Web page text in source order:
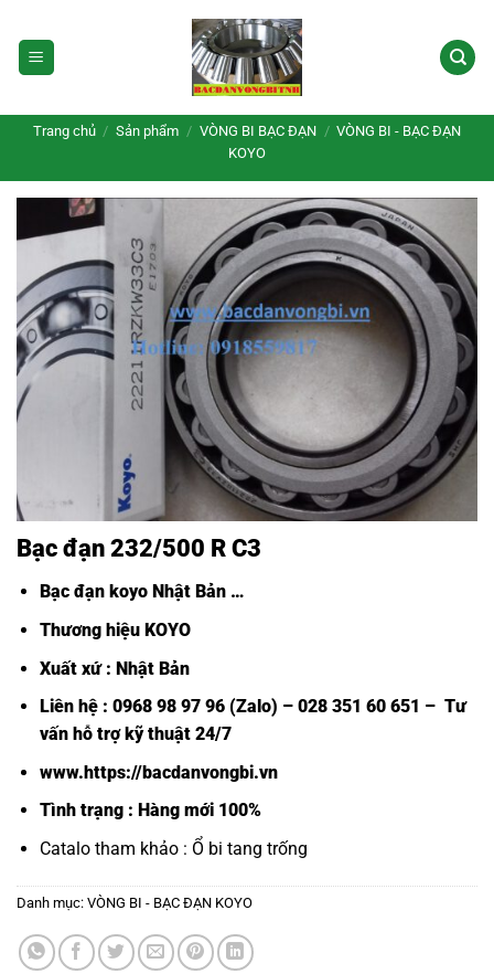
qua
nội
Trang chủ / Sản phẩm / VÒNG BI BẠC ĐẠN / VÒNG BI - BẠC ĐẠN
KOYO
Bạc đạn 232/500 R C3
Bạc đạn koyo Nhật Bản…
Thương hiệu KOYO
Xuất xứ : Nhật Bản
Liên hệ : 0968 98 97 96 (Zalo) – 028 351 60 651 – Tư
vấn hỗ trợ kỹ thuật 24/7
www.https://bacdanvongbi.vn
Tình trạng : Hàng mới 100%
Catalo tham khảo : Ổ bi tang trống
Danh mục: VÒNG BI - BẠC ĐẠN KOYO